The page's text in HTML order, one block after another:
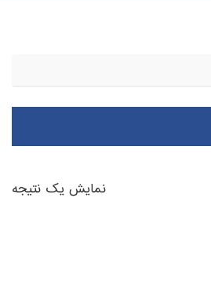
نمایش یک نتیجه